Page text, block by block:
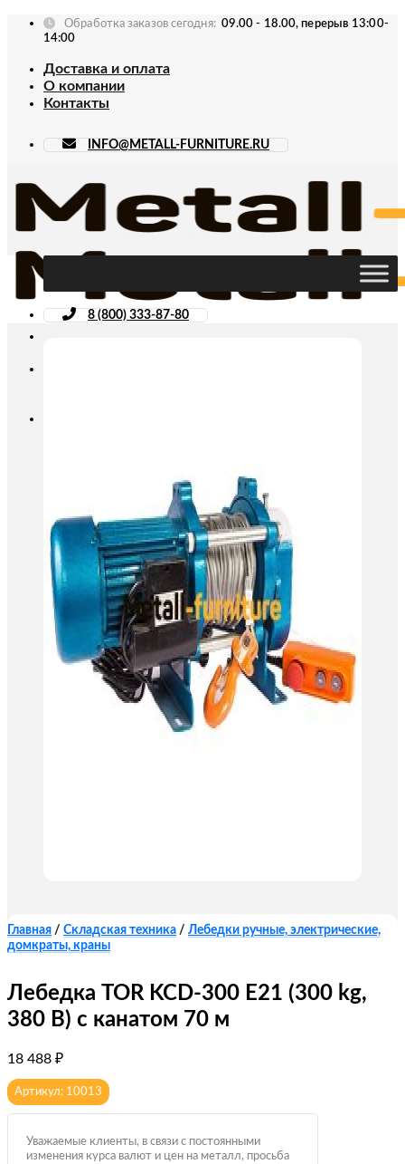
Skip
Обработка заказов сегодня: 09.00 - 18.00, перерыв 13:00-
14:00
Доставка и оплата
О компании
Контакты
INFO@METALL-FURNITURE.RU
8 (800) 333-87-80
Главная / Складская техника / Лебедки ручные, электрические,
домкраты, краны
Лебедка TOR KCD-300 E21 (300 kg,
380 В) с канатом 70 м
18 488 ₽
Артикул: 10013
Уважаемые клиенты, в связи с постоянными
изменения курса валют и цен на металл, просьба